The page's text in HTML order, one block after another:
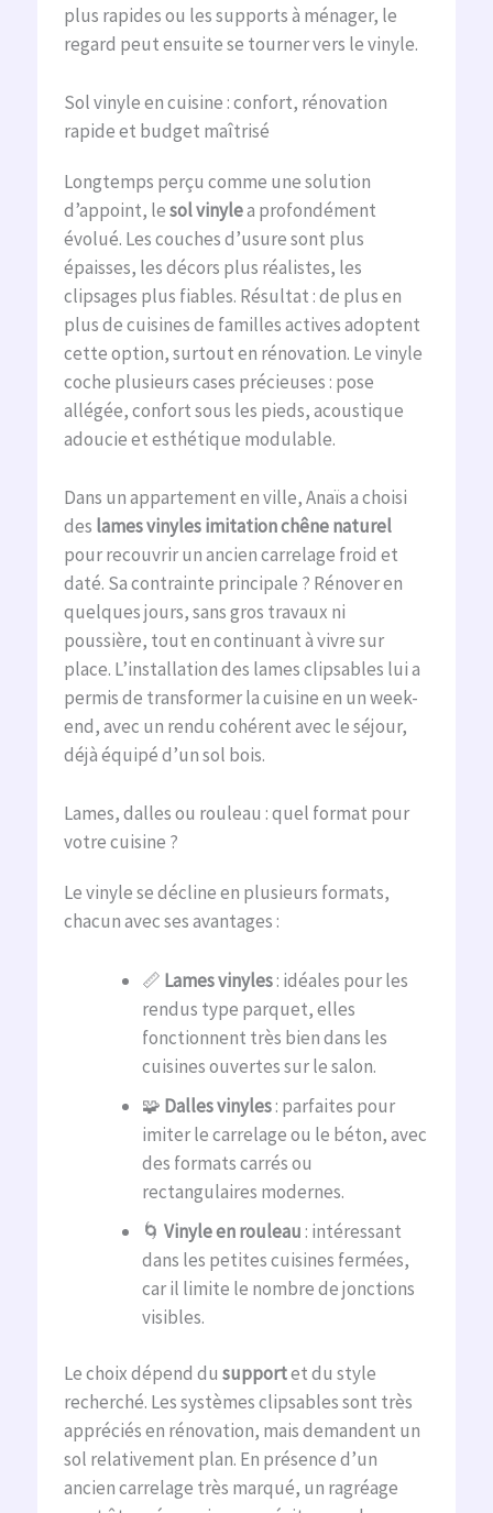
plus rapides ou les supports à ménager, le
regard peut ensuite se tourner vers le vinyle.
Sol vinyle en cuisine : confort, rénovation
rapide et budget maîtrisé
Longtemps perçu comme une solution
d’appoint, lesol vinylea profondément
évolué. Les couches d’usure sont plus
épaisses, les décors plus réalistes, les
clipsages plus fiables. Résultat : de plus en
plus de cuisines de familles actives adoptent
cette option, surtout en rénovation. Le vinyle
coche plusieurs cases précieuses : pose
allégée, confort sous les pieds, acoustique
adoucie et esthétique modulable.
Dans un appartement en ville, Anaïs a choisi
des lames vinyles imitation chêne naturel
pour recouvrir un ancien carrelage froid et
daté. Sa contrainte principale ? Rénover en
quelques jours, sans gros travaux ni
poussière, tout en continuant à vivre sur
place. L’installation des lames clipsables lui a
permis de transformer la cuisine en un week-
end, avec un rendu cohérent avec le séjour,
déjà équipé d’un sol bois.
Lames, dalles ou rouleau : quel format pour
votre cuisine ?
Le vinyle se décline en plusieurs formats,
chacun avec ses avantages :
📏 Lames vinyles: idéales pour les
rendus type parquet, elles
fonctionnent très bien dans les
cuisines ouvertes sur le salon.
🧩 Dalles vinyles: parfaites pour
imiter le carrelage ou le béton, avec
des formats carrés ou
rectangulaires modernes.
🌀 Vinyle en rouleau: intéressant
dans les petites cuisines fermées,
car il limite le nombre de jonctions
visibles.
Le choix dépend du supportet du style
recherché. Les systèmes clipsables sont très
appréciés en rénovation, mais demandent un
sol relativement plan. En présence d’un
ancien carrelage très marqué, un ragréage